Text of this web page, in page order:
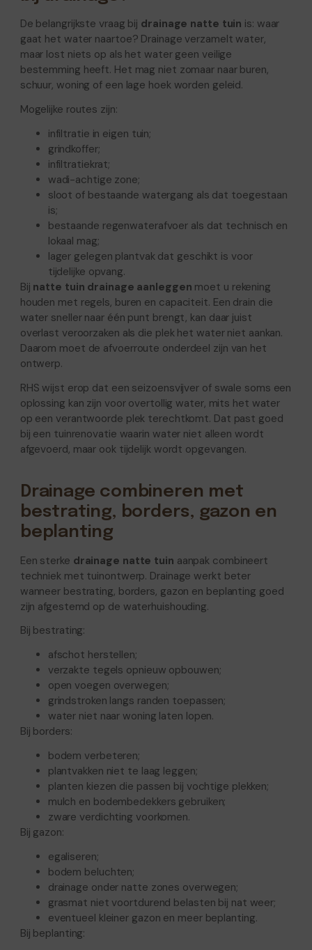
De belangrijkste vraag bij drainage natte tuin is: waar
gaat het water naartoe? Drainage verzamelt water,
maar lost niets op als het water geen veilige
bestemming heeft. Het mag niet zomaar naar buren,
schuur, woning of een lage hoek worden geleid.
Mogelijke routes zijn:
infiltratie in eigen tuin;
grindkoffer;
infiltratiekrat;
wadi-achtige zone;
sloot of bestaande watergang als dat toegestaan
is;
bestaande regenwaterafvoer als dat technisch en
lokaal mag;
lager gelegen plantvak dat geschikt is voor
tijdelijke opvang.
Bij natte tuin drainage aanleggen moet u rekening
houden met regels, buren en capaciteit. Een drain die
water sneller naar één punt brengt, kan daar juist
overlast veroorzaken als die plek het water niet aankan.
Daarom moet de afvoerroute onderdeel zijn van het
ontwerp.
RHS wijst erop dat een seizoensvijver of swale soms een
oplossing kan zijn voor overtollig water, mits het water
op een verantwoorde plek terechtkomt. Dat past goed
bij een tuinrenovatie waarin water niet alleen wordt
afgevoerd, maar ook tijdelijk wordt opgevangen.
Drainage combineren met
bestrating, borders, gazon en
beplanting
Een sterke drainage natte tuin aanpak combineert
techniek met tuinontwerp. Drainage werkt beter
wanneer bestrating, borders, gazon en beplanting goed
zijn afgestemd op de waterhuishouding.
Bij bestrating:
afschot herstellen;
verzakte tegels opnieuw opbouwen;
open voegen overwegen;
grindstroken langs randen toepassen;
water niet naar woning laten lopen.
Bij borders:
bodem verbeteren;
plantvakken niet te laag leggen;
planten kiezen die passen bij vochtige plekken;
mulch en bodembedekkers gebruiken;
zware verdichting voorkomen.
Bij gazon:
egaliseren;
bodem beluchten;
drainage onder natte zones overwegen;
grasmat niet voortdurend belasten bij nat weer;
eventueel kleiner gazon en meer beplanting.
Bij beplanting: